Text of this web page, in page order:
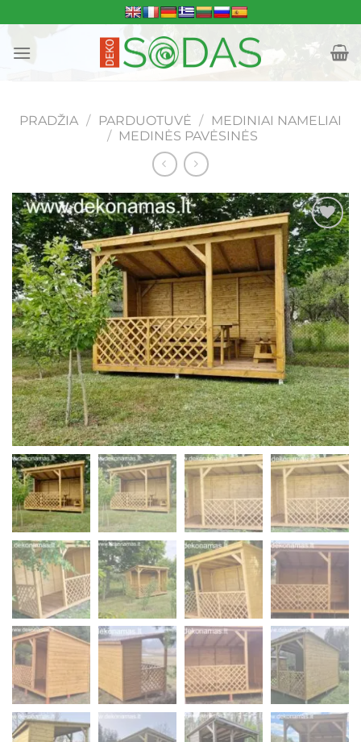
to
content
PRADŽIA / PARDUOTUVĖ /
MEDINIAI NAMELIAI
/
MEDINĖS PAVĖSINĖS
Mėgstamiausias